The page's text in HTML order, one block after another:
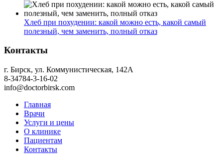
Хлеб при похудении: какой можно есть, какой самый
полезный, чем заменить, полный отказ
Контакты
г. Бирск, ул. Коммунистическая, 142А
8-34784-3-16-02
info@doctorbirsk.com
Главная
Врачи
Услуги и цены
О клинике
Пациентам
Контакты